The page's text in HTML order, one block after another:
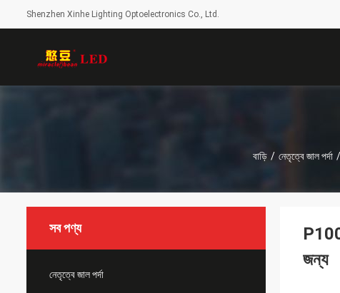
Shenzhen Xinhe Lighting Optoelectronics Co., Ltd.
বাড়ি / নেতৃত্বে জাল পর্দা /
সব পণ্য
নেতৃত্বে জাল পর্দা
জন্য